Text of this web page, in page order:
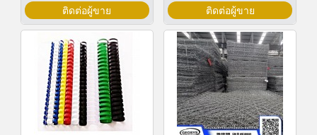
ติดต่อผู้ขาย ติดต่อผู้ขาย